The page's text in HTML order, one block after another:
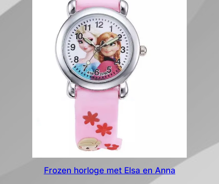
Frozen horloge met Elsa en Anna